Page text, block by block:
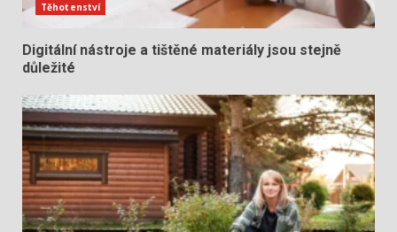
Těhotenství
Digitální nástroje a tištěné materiály jsou stejně
důležité